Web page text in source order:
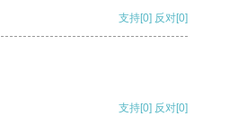
支持[0] 反对[0]
支持[0] 反对[0]